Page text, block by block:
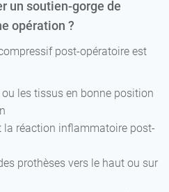
un soutien-gorge de
opération ?
post-opératoire est
les tissus en bonne position
la réaction inflammatoire post-
prothèses vers le haut ou sur